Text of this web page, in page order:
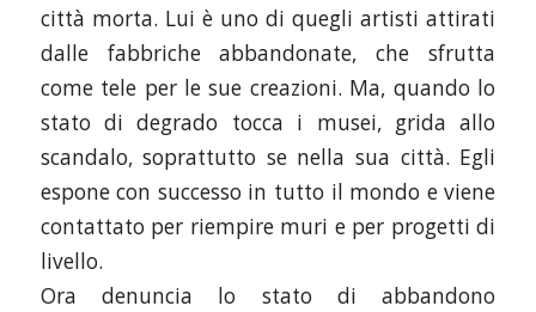
città morta. Lui è uno di quegli artisti attirati
dalle fabbriche abbandonate, che sfrutta
come tele per le sue creazioni. Ma, quando lo
stato di degrado tocca i musei, grida allo
scandalo, soprattutto se nella sua città. Egli
espone con successo in tutto il mondo e viene
contattato per riempire muri e per progetti di
livello.
Ora denuncia lo stato di abbandono